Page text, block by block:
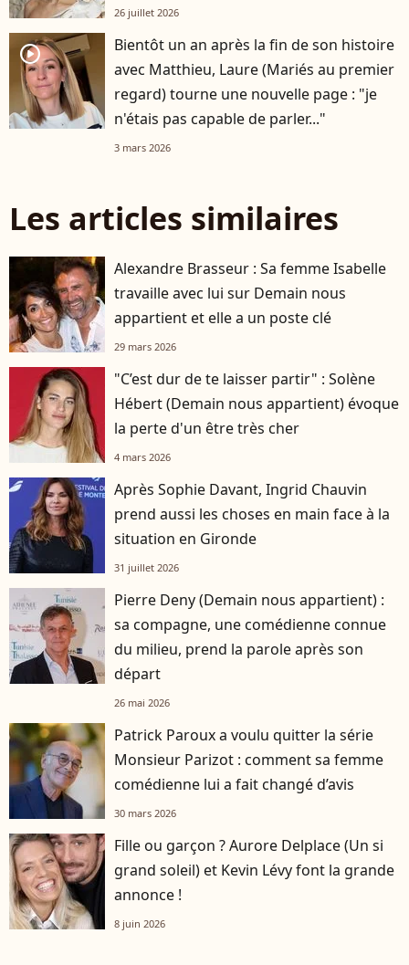
26 juillet 2026
player2
Bientôt un an après la fin de son histoire
avec Matthieu, Laure (Mariés au premier
regard) tourne une nouvelle page : "je
n'étais pas capable de parler..."
3 mars 2026
Les articles similaires
Alexandre Brasseur : Sa femme Isabelle
travaille avec lui sur Demain nous
appartient et elle a un poste clé
29 mars 2026
"C’est dur de te laisser partir" : Solène
Hébert (Demain nous appartient) évoque
la perte d'un être très cher
4 mars 2026
Après Sophie Davant, Ingrid Chauvin
prend aussi les choses en main face à la
situation en Gironde
31 juillet 2026
Pierre Deny (Demain nous appartient) :
sa compagne, une comédienne connue
du milieu, prend la parole après son
départ
26 mai 2026
Patrick Paroux a voulu quitter la série
Monsieur Parizot : comment sa femme
comédienne lui a fait changé d’avis
30 mars 2026
Fille ou garçon ? Aurore Delplace (Un si
grand soleil) et Kevin Lévy font la grande
annonce !
8 juin 2026